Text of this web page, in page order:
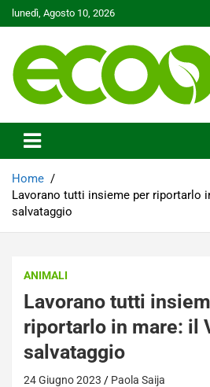
Skip
to
lunedì, Agosto 10, 2026
Ecoo.it
Home
Lavorano tutti insieme per riportarlo
salvataggio
ANIMALI
Lavorano tutti
riportarlo in mare: il
salvataggio
24 Giugno 2023 Paola Saija